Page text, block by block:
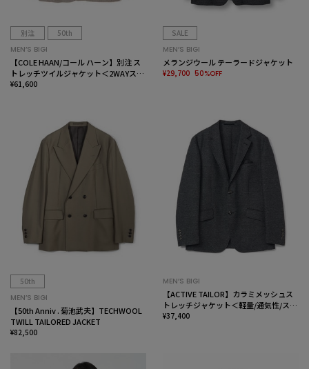
別注
50th
MEN’S BIGI
【COLE HAAN/コール ハーン】別注 ス
トレッチツイルジャケット＜2WAYスト
レッチ＞
¥61,600
SALE
MEN’S BIGI
メランジウール テーラードジャケット
¥29,700 50%OFF
50th
MEN’S BIGI
【50th Anniv . 菊池武夫】TECHWOOL
TWILL TAILORED JACKET
¥82,500
MEN’S BIGI
【ACTIVE TAILOR】カラミメッシュス
トレッチジャケット＜軽量/通気性/スト
レッチ＞
¥37,400